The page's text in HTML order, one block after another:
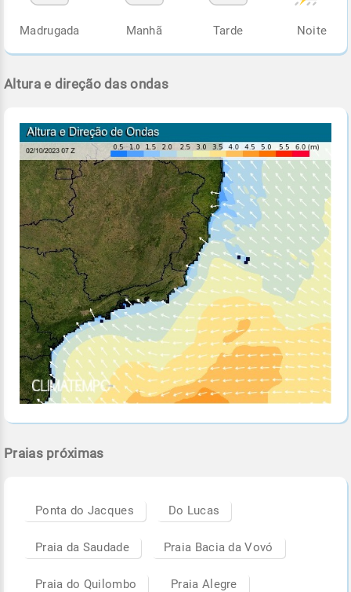
Madrugada Manhã Tarde Noite
Altura e direção das ondas
Praias próximas
Ponta do Jacques Do Lucas
Praia da Saudade Praia Bacia da Vovó
Praia do Quilombo Praia Alegre